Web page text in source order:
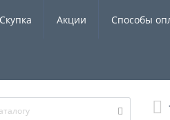
Скупка Акции Способы